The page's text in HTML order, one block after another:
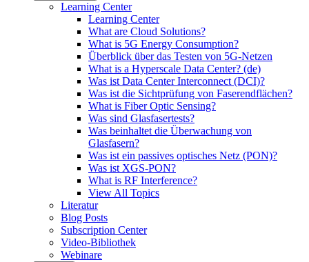
Learning Center
Learning Center
What are Cloud Solutions?
What is 5G Energy Consumption?
Überblick über das Testen von 5G-Netzen
What is a Hyperscale Data Center? (de)
Was ist Data Center Interconnect (DCI)?
Was ist die Sichtprüfung von Faserendflächen?
What is Fiber Optic Sensing?
Was sind Glasfasertests?
Was beinhaltet die Überwachung von
Glasfasern?
Was ist ein passives optisches Netz (PON)?
Was ist XGS-PON?
What is RF Interference?
View All Topics
Literatur
Blog Posts
Subscription Center
Video-Bibliothek
Webinare